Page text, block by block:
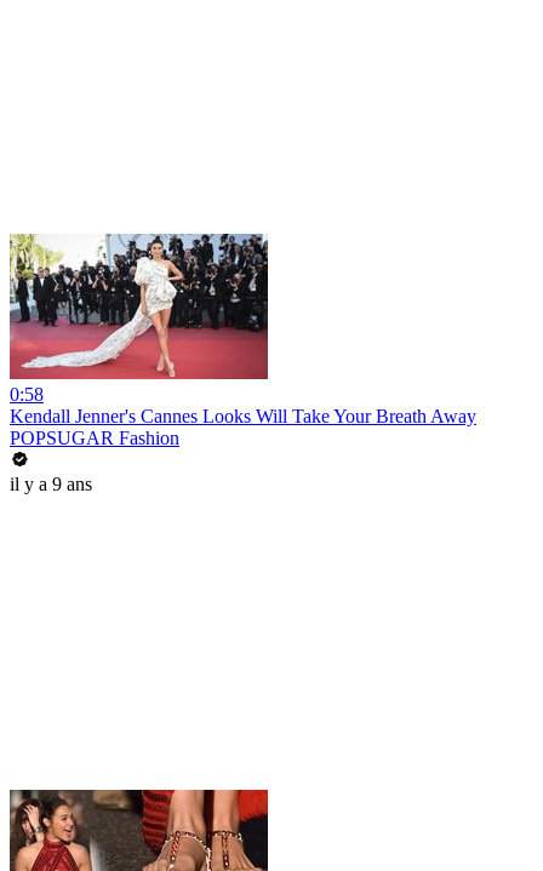
0:58
Kendall Jenner's Cannes Looks Will Take Your Breath Away
POPSUGAR Fashion
il y a 9 ans